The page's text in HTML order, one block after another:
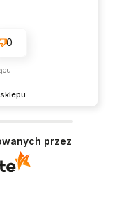
0
przez